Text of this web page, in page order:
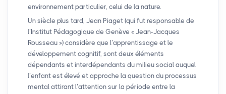
environnement particulier, celui de la nature.
Un siècle plus tard, Jean Piaget (qui fut responsable de
l’Institut Pédagogique de Genève « Jean-Jacques
Rousseau ») considère que l’apprentissage et le
développement cognitif, sont deux éléments
dépendants et interdépendants du milieu social auquel
l’enfant est élevé et approche la question du processus
mental attirant l’attention sur la période entre la